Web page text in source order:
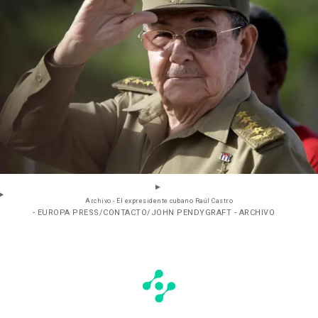
Archivo - El expresidente cubano Raúl Castro
- EUROPA PRESS/CONTACTO/JOHN PENDYGRAFT - ARCHIVO